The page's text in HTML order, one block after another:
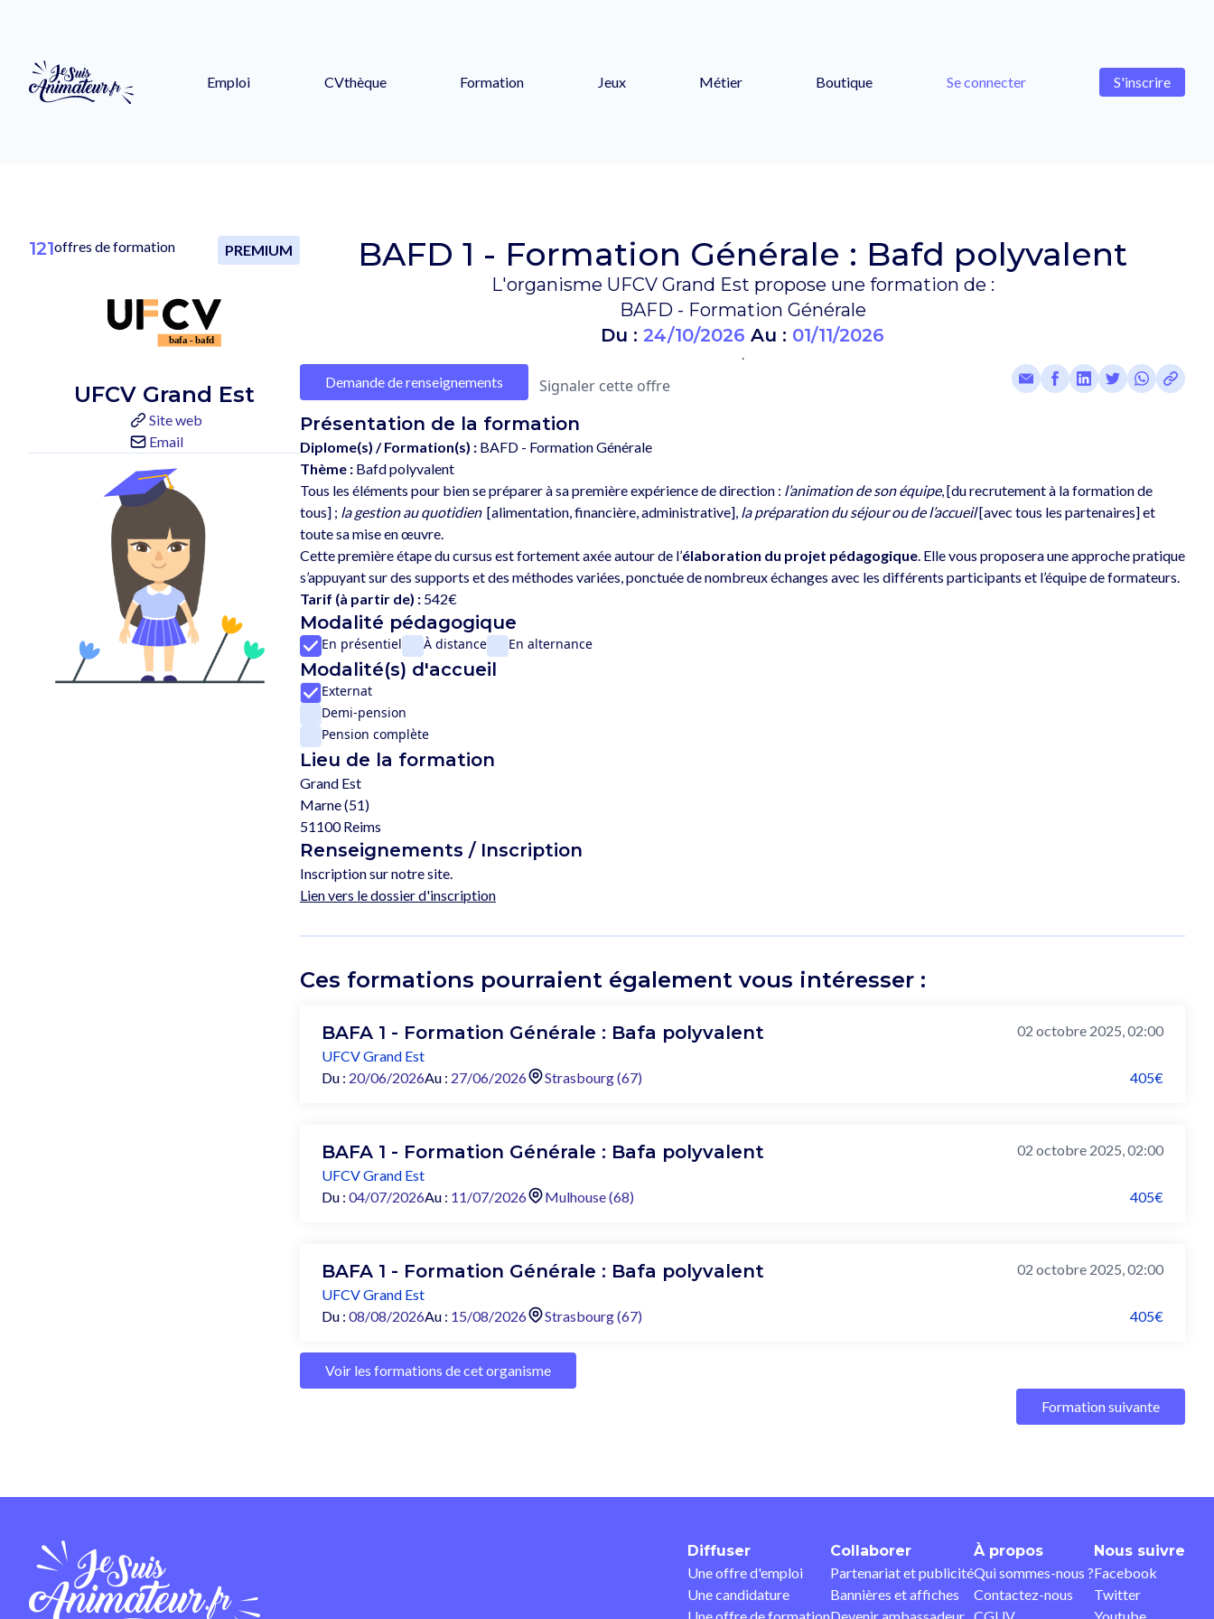
Emploi CVthèque Formation Jeux Métier Boutique Se connecter S'inscrire
121offres de formation PREMIUM
UFCV Grand Est
Site web
Email
BAFD 1 - Formation Générale : Bafd polyvalent
L'organisme UFCV Grand Est propose une formation de :
BAFD - Formation Générale
Du : 24/10/2026 Au : 01/11/2026
.
Demande de renseignements Signaler cette offre
Présentation de la formation
Diplome(s) / Formation(s) : BAFD - Formation Générale
Thème : Bafd polyvalent
Tous les éléments pour bien se préparer à sa première expérience de direction : l’animation de son équipe, [du recrutement à la formation de
tous] ; la gestion au quotidien
  [alimentation, financière, administrative],
la préparation du séjour ou de l’accueil [avec tous les partenaires] et
toute sa mise en œuvre.
Cette première étape du cursus est fortement axée autour de l’élaboration du projet pédagogique. Elle vous proposera une approche pratique
Tarif (à partir de) : 542€
Modalité pédagogique
En présentiel À distance En alternance
Modalité(s) d'accueil
Externat
Demi-pension
Pension complète
Lieu de la formation
Grand Est
Marne (51)
51100 Reims
Renseignements / Inscription
Inscription sur notre site.
Lien vers le dossier d'inscription
Ces formations pourraient également vous intéresser :
BAFA 1 - Formation Générale : Bafa polyvalent
02 octobre 2025, 02:00
UFCV Grand Est
Du : 20/06/2026Au : 27/06/2026 Strasbourg (67) 405€
BAFA 1 - Formation Générale : Bafa polyvalent
02 octobre 2025, 02:00
UFCV Grand Est
Du : 04/07/2026Au : 11/07/2026 Mulhouse (68) 405€
BAFA 1 - Formation Générale : Bafa polyvalent
02 octobre 2025, 02:00
UFCV Grand Est
Du : 08/08/2026Au : 15/08/2026 Strasbourg (67) 405€
Voir les formations de cet organisme
Formation suivante
Diffuser
Une offre d'emploi
Une candidature
Collaborer
Partenariat et publicité
Bannières et affiches
À propos
Qui sommes-nous ?
Contactez-nous
Nous suivre
Facebook
Twitter